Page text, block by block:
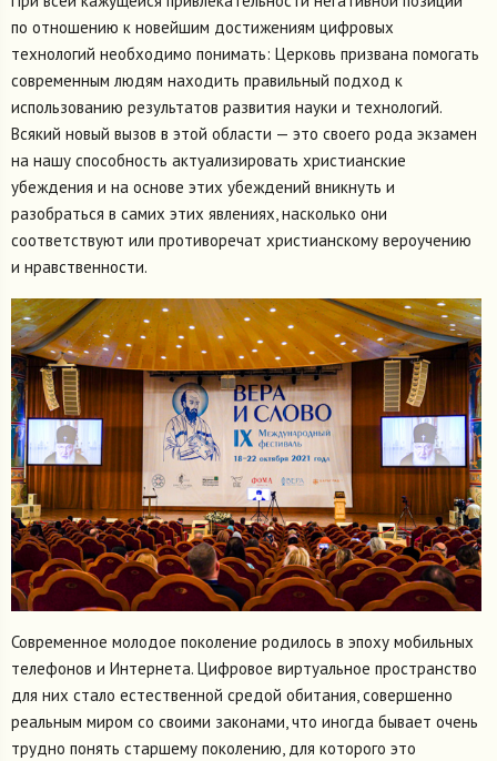
по отношению к новейшим достижениям цифровых
технологий необходимо понимать: Церковь призвана помогать
современным людям находить правильный подход к
использованию результатов развития науки и технологий.
Всякий новый вызов в этой области — это своего рода экзамен
на нашу способность актуализировать христианские
убеждения и на основе этих убеждений вникнуть и
разобраться в самих этих явлениях, насколько они
соответствуют или противоречат христианскому вероучению
и нравственности.
Современное молодое поколение родилось в эпоху мобильных
телефонов и Интернета. Цифровое виртуальное пространство
для них стало естественной средой обитания, совершенно
реальным миром со своими законами, что иногда бывает очень
трудно понять старшему поколению, для которого это